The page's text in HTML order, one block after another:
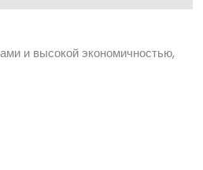
и высокой экономичностью,